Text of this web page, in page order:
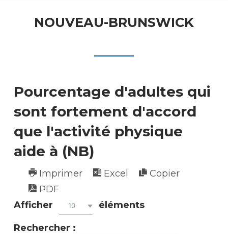
NOUVEAU-BRUNSWICK
Pourcentage d'adultes qui
sont fortement d'accord
que l'activité physique
aide à (NB)
Imprimer Excel
Copier
PDF
Afficher
10 éléments
Rechercher :